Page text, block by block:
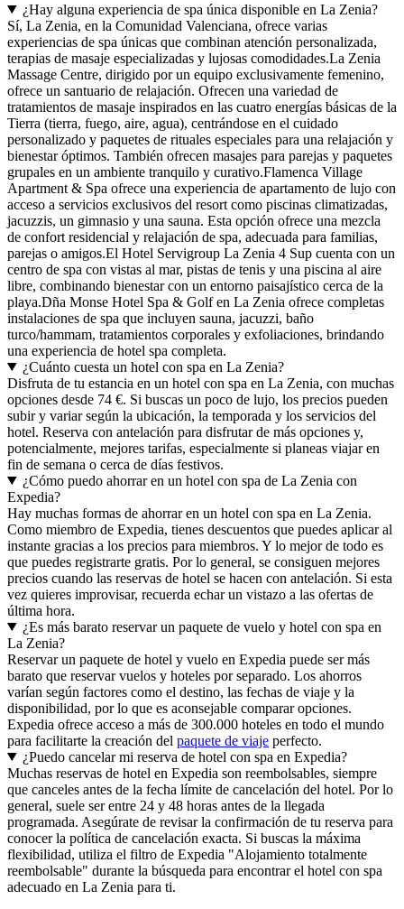
¿Hay alguna experiencia de spa única disponible en La Zenia?
Sí, La Zenia, en la Comunidad Valenciana, ofrece varias
experiencias de spa únicas que combinan atención personalizada,
terapias de masaje especializadas y lujosas comodidades.La Zenia
Massage Centre, dirigido por un equipo exclusivamente femenino,
ofrece un santuario de relajación. Ofrecen una variedad de
tratamientos de masaje inspirados en las cuatro energías básicas de la
Tierra (tierra, fuego, aire, agua), centrándose en el cuidado
personalizado y paquetes de rituales especiales para una relajación y
bienestar óptimos. También ofrecen masajes para parejas y paquetes
grupales en un ambiente tranquilo y curativo.Flamenca Village
Apartment & Spa ofrece una experiencia de apartamento de lujo con
acceso a servicios exclusivos del resort como piscinas climatizadas,
jacuzzis, un gimnasio y una sauna. Esta opción ofrece una mezcla
de confort residencial y relajación de spa, adecuada para familias,
parejas o amigos.El Hotel Servigroup La Zenia 4 Sup cuenta con un
centro de spa con vistas al mar, pistas de tenis y una piscina al aire
libre, combinando bienestar con un entorno paisajístico cerca de la
playa.Dña Monse Hotel Spa & Golf en La Zenia ofrece completas
instalaciones de spa que incluyen sauna, jacuzzi, baño
turco/hammam, tratamientos corporales y exfoliaciones, brindando
una experiencia de hotel spa completa.
¿Cuánto cuesta un hotel con spa en La Zenia?
Disfruta de tu estancia en un hotel con spa en La Zenia, con muchas
opciones desde 74 €. Si buscas un poco de lujo, los precios pueden
subir y variar según la ubicación, la temporada y los servicios del
hotel. Reserva con antelación para disfrutar de más opciones y,
potencialmente, mejores tarifas, especialmente si planeas viajar en
fin de semana o cerca de días festivos.
¿Cómo puedo ahorrar en un hotel con spa de La Zenia con
Expedia?
Hay muchas formas de ahorrar en un hotel con spa en La Zenia.
Como miembro de Expedia, tienes descuentos que puedes aplicar al
instante gracias a los precios para miembros. Y lo mejor de todo es
que puedes registrarte gratis. Por lo general, se consiguen mejores
precios cuando las reservas de hotel se hacen con antelación. Si esta
vez quieres improvisar, recuerda echar un vistazo a las ofertas de
última hora.
¿Es más barato reservar un paquete de vuelo y hotel con spa en
La Zenia?
Reservar un paquete de hotel y vuelo en Expedia puede ser más
barato que reservar vuelos y hoteles por separado. Los ahorros
varían según factores como el destino, las fechas de viaje y la
disponibilidad, por lo que es aconsejable comparar opciones.
Expedia ofrece acceso a más de 300.000 hoteles en todo el mundo
para facilitarte la creación del paquete de viaje perfecto.
¿Puedo cancelar mi reserva de hotel con spa en Expedia?
Muchas reservas de hotel en Expedia son reembolsables, siempre
que canceles antes de la fecha límite de cancelación del hotel. Por lo
general, suele ser entre 24 y 48 horas antes de la llegada
programada. Asegúrate de revisar la confirmación de tu reserva para
conocer la política de cancelación exacta. Si buscas la máxima
flexibilidad, utiliza el filtro de Expedia "Alojamiento totalmente
reembolsable" durante la búsqueda para encontrar el hotel con spa
adecuado en La Zenia para ti.